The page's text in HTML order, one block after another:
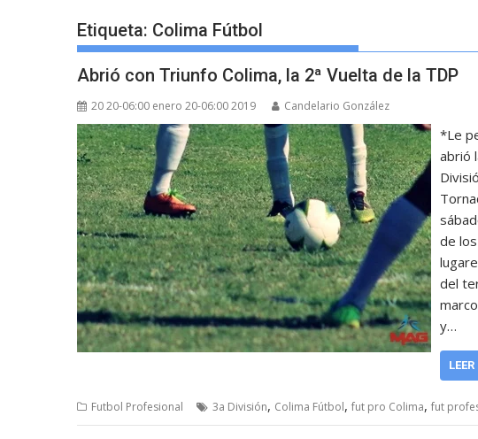
Etiqueta: Colima Fútbol
Abrió con Triunfo Colima, la 2ª Vuelta de la TDP
20 20-06:00 enero 20-06:00 2019 Candelario González
*Le
abrió
de
del
y…
Futbol Profesional 3a División, Colima Fútbol, fut pro Colima, fut